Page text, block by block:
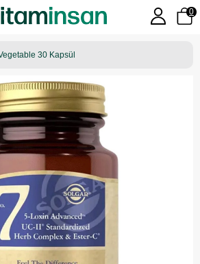
0
30 Kapsül